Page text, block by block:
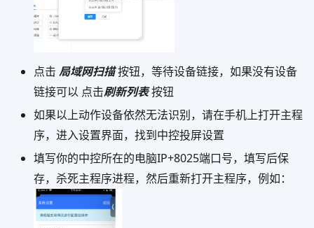
点击 局域网扫描按钮，等待设备链接，如果没有设备
链接可以 点击刷新列表按钮
如果以上动作设备依然无法识别，请在手机上打开主程
序，进入设置界面，找到中控投屏设置
填写你的中控所在的电脑IP+8025端口号，填写后保
存，杀死主程序进程，然后重新打开主程序，例如：